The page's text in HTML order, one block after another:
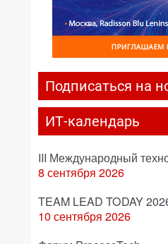
Подписаться на
ИТ-календарь
III Международный
8 сентября 2026
TEAM LEAD TODAY
10 сентября 2026